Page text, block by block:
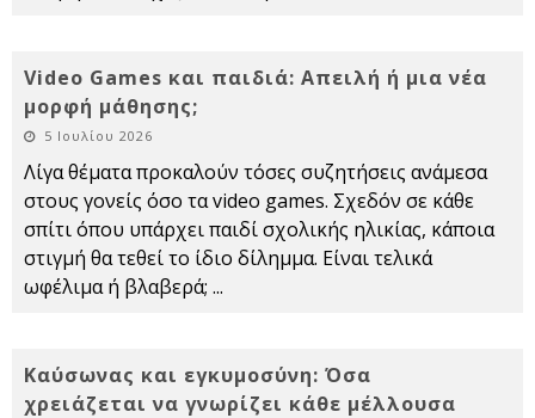
Video Games και παιδιά: Απειλή ή μια νέα
μορφή μάθησης;
5 Ιουλίου 2026
Λίγα θέματα προκαλούν τόσες συζητήσεις ανάμεσα
στους γονείς όσο τα video games. Σχεδόν σε κάθε
σπίτι όπου υπάρχει παιδί σχολικής ηλικίας, κάποια
στιγμή θα τεθεί το ίδιο δίλημμα. Είναι τελικά
ωφέλιμα ή βλαβερά; ...
Καύσωνας και εγκυμοσύνη: Όσα
χρειάζεται να γνωρίζει κάθε μέλλουσα